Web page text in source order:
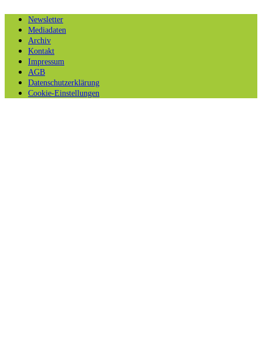
Newsletter
Mediadaten
Archiv
Kontakt
Impressum
AGB
Datenschutzerklärung
Cookie-Einstellungen